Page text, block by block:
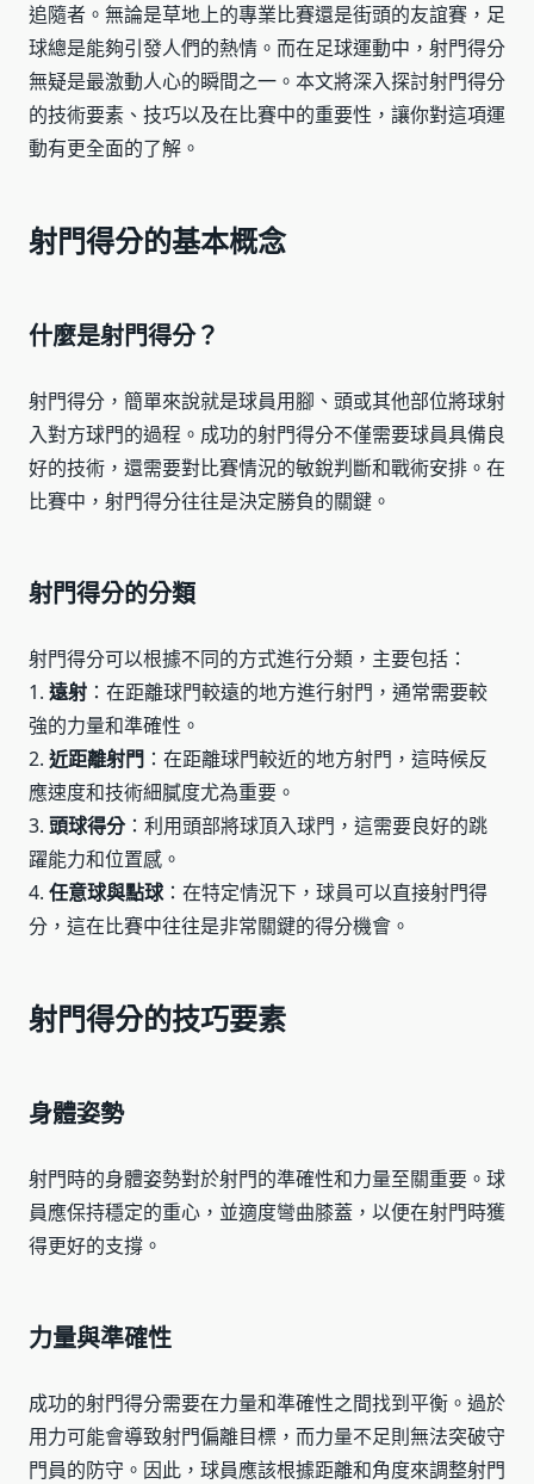
追隨者。無論是草地上的專業比賽還是街頭的友誼賽，足
球總是能夠引發人們的熱情。而在足球運動中，射門得分
無疑是最激動人心的瞬間之一。本文將深入探討射門得分
的技術要素、技巧以及在比賽中的重要性，讓你對這項運
動有更全面的了解。
射門得分的基本概念
什麼是射門得分？
射門得分，簡單來說就是球員用腳、頭或其他部位將球射
入對方球門的過程。成功的射門得分不僅需要球員具備良
好的技術，還需要對比賽情況的敏銳判斷和戰術安排。在
比賽中，射門得分往往是決定勝負的關鍵。
射門得分的分類
射門得分可以根據不同的方式進行分類，主要包括：
1. 遠射 ：在距離球門較遠的地方進行射門，通常需要較
強的力量和準確性。
2. 近距離射門 ：在距離球門較近的地方射門，這時候反
應速度和技術細膩度尤為重要。
3. 頭球得分：利用頭部將球頂入球門，這需要良好的跳
躍能力和位置感。
4. 任意球與點球：在特定情況下，球員可以直接射門得
分，這在比賽中往往是非常關鍵的得分機會。
射門得分的技巧要素
身體姿勢
射門時的身體姿勢對於射門的準確性和力量至關重要。球
員應保持穩定的重心，並適度彎曲膝蓋，以便在射門時獲
得更好的支撐。
力量與準確性
成功的射門得分需要在力量和準確性之間找到平衡。過於
用力可能會導致射門偏離目標，而力量不足則無法突破守
門員的防守。因此，球員應該根據距離和角度來調整射門